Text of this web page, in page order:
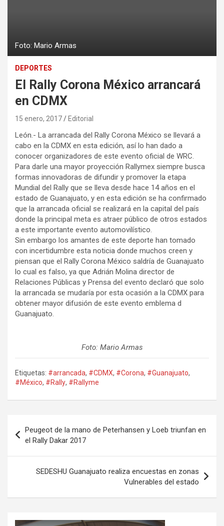
Foto: Mario Armas
DEPORTES
El Rally Corona México arrancará
en CDMX
15 enero, 2017 Editorial
León.- La arrancada del Rally Corona México se llevará a
cabo en la CDMX en esta edición, así lo han dado a
conocer organizadores de este evento oficial de WRC.
Para darle una mayor proyección Rallymex siempre busca
formas innovadoras de difundir y promover la etapa
Mundial del Rally que se lleva desde hace 14 años en el
estado de Guanajuato, y en esta edición se ha confirmado
que la arrancada oficial se realizará en la capital del país
donde la principal meta es atraer público de otros estados
a este importante evento automovilístico.
Sin embargo los amantes de este deporte han tomado
con incertidumbre esta noticia donde muchos creen y
piensan que el Rally Corona México saldría de Guanajuato
lo cual es falso, ya que Adrián Molina director de
Relaciones Públicas y Prensa del evento declaró que solo
la arrancada se mudaría por esta ocasión a la CDMX para
obtener mayor difusión de este evento emblema d
Guanajuato.
Foto: Mario Armas
Etiquetas: #arrancada, #CDMX, #Corona, #Guanajuato,
#México, #Rally, #Rallyme
de
entradas
Peugeot de la mano de Peterhansen y Loeb triunfan en
el Rally Dakar 2017
SEDESHU Guanajuato realiza encuestas en zonas
Vulnerables del estado